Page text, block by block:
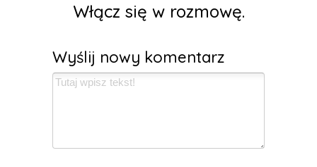
Włącz się w rozmowę.
Wyślij nowy komentarz